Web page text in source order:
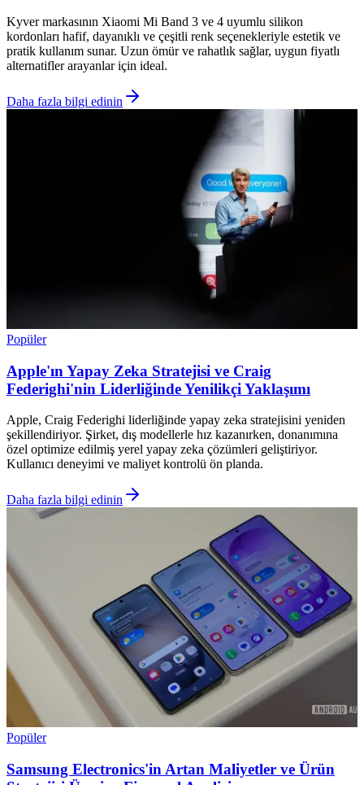
Kyver markasının Xiaomi Mi Band 3 ve 4 uyumlu silikon
kordonları hafif, dayanıklı ve çeşitli renk seçenekleriyle estetik ve
pratik kullanım sunar. Uzun ömür ve rahatlık sağlar, uygun fiyatlı
alternatifler arayanlar için ideal.
Daha fazla bilgi edinin
Popüler
Apple'ın Yapay Zeka Stratejisi ve Craig
Federighi'nin Liderliğinde Yenilikçi Yaklaşımı
Apple, Craig Federighi liderliğinde yapay zeka stratejisini yeniden
şekillendiriyor. Şirket, dış modellerle hız kazanırken, donanımına
özel optimize edilmiş yerel yapay zeka çözümleri geliştiriyor.
Kullanıcı deneyimi ve maliyet kontrolü ön planda.
Daha fazla bilgi edinin
Popüler
Samsung Electronics'in Artan Maliyetler ve Ürün